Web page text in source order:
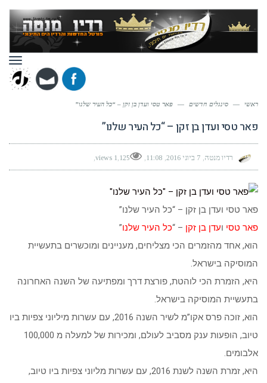
ראשי — סינגלים חדשים — פאר טסי ועדן בן זקן – “כל העיר שלנו”
פאר טסי ועדן בן זקן – “כל העיר שלנו”
רדיו מנטה 7 ביוני 2016 11:08
1,125 views
פאר טסי ועדן בן זקן – “כל העיר שלנו”
פאר טסי ועדן בן זקן – “כל העיר שלנו”
הוא, אחד מהזמרים הכי מצליחים, מעניינים ומוכשרים בתעשיית
המוסיקה בישראל.
היא, הזמרת הכי לוהטת, פורצת דרך ומפתיעה של השנה האחרונה
בתעשיית המוסיקה בישראל.
הוא, זוכה פרס אקו”מ לשיר השנה 2016, עם עשרות מיליוני צפיות ביו
טיוב, הופעות ענק מסביב לעולם, ומכירות של למעלה מ 100,000
אלבומים.
היא, זמרת השנה לשנת 2016, עם עשרות מליוני צפיות ביו טיוב,